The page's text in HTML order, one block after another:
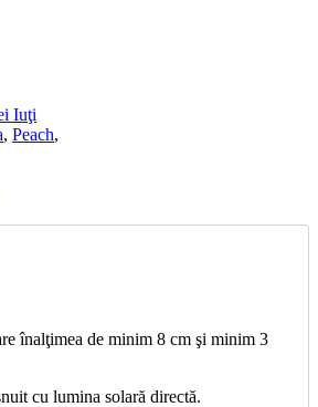
Iuţi
, Peach,
înalţimea de minim 8 cm şi minim 3
cu lumina solară directă.